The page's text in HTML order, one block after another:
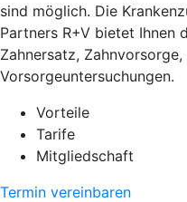
sind möglich. Die
Partners R+V bietet Ihnen
Zahnersatz, Zahnvorsorge,
Vorsorgeuntersuchungen.
Vorteile
Tarife
Mitgliedschaft
Termin vereinbaren